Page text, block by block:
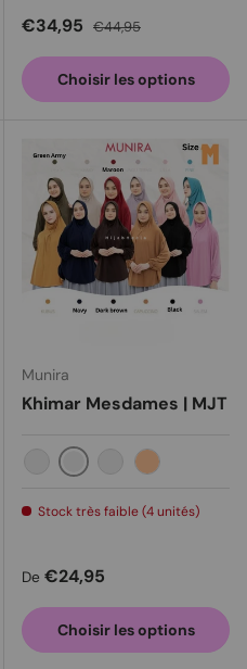
Prix soldé
€34,95 Prix habituel
€44,95
Choisir les options
Munira
Khimar Mesdames | MJT
Noir marron foncé
Stock très faible (4 unités)
Prix habituel
De €24,95
Choisir les options